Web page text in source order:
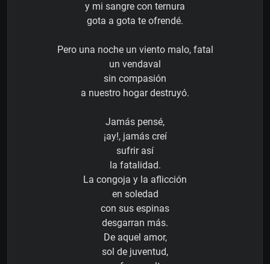
y mi sangre con ternura
gota a gota te ofrendé.
Pero una noche un viento malo, fatal
un vendaval
sin compasión
a nuestro hogar destruyó.
Jamás pensé,
¡ay!, jamás creí
sufrir así
la fatalidad.
La congoja y la aflicción
en soledad
con sus espinas
desgarran más.
De aquel amor,
sol de juventud,